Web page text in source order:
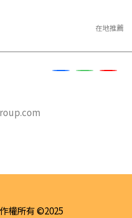
在地推薦
權所有 ©2025